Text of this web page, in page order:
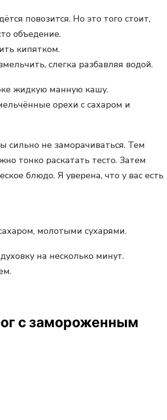
повозится. Но это того стоит,
объедение.
кипятком.
слегка разбавляя водой.
жидкую манную кашу.
орехи с сахаром и
сильно не заморачиваться. Тем
тонко раскатать тесто. Затем
блюдо. Я уверена, что у вас есть
молотыми сухарями.
на несколько минут.
с замороженным